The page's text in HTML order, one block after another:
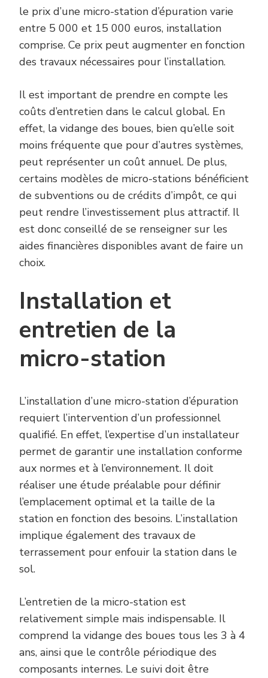
le prix d’une micro-station d’épuration varie
entre 5 000 et 15 000 euros, installation
comprise. Ce prix peut augmenter en fonction
des travaux nécessaires pour l’installation.
Il est important de prendre en compte les
coûts d’entretien dans le calcul global. En
effet, la vidange des boues, bien qu’elle soit
moins fréquente que pour d’autres systèmes,
peut représenter un coût annuel. De plus,
certains modèles de micro-stations bénéficient
de subventions ou de crédits d’impôt, ce qui
peut rendre l’investissement plus attractif. Il
est donc conseillé de se renseigner sur les
aides financières disponibles avant de faire un
choix.
Installation et
entretien de la
micro-station
L’installation d’une micro-station d’épuration
requiert l’intervention d’un professionnel
qualifié. En effet, l’expertise d’un installateur
permet de garantir une installation conforme
aux normes et à l’environnement. Il doit
réaliser une étude préalable pour définir
l’emplacement optimal et la taille de la
station en fonction des besoins. L’installation
implique également des travaux de
terrassement pour enfouir la station dans le
sol.
L’entretien de la micro-station est
relativement simple mais indispensable. Il
comprend la vidange des boues tous les 3 à 4
ans, ainsi que le contrôle périodique des
composants internes. Le suivi doit être